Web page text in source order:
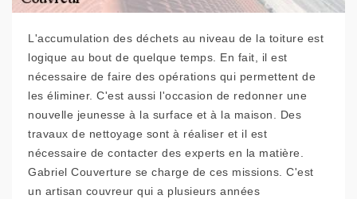
L'accumulation des déchets au niveau de la toiture est
logique au bout de quelque temps. En fait, il est
nécessaire de faire des opérations qui permettent de
les éliminer. C'est aussi l'occasion de redonner une
nouvelle jeunesse à la surface et à la maison. Des
travaux de nettoyage sont à réaliser et il est
nécessaire de contacter des experts en la matière.
Gabriel Couverture se charge de ces missions. C'est
un artisan couvreur qui a plusieurs années